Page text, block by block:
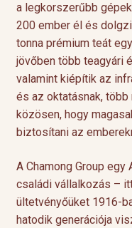
a legkorszerűbb
200 ember él és
tonna prémium teát
jövőben több teagyári
valamint kiépítik az
és az oktatásnak, több
közösen, hogy
biztosítani az
A Chamong Group
családi vállalkozás –
ültetvényőüket 1916-
hatodik generációja